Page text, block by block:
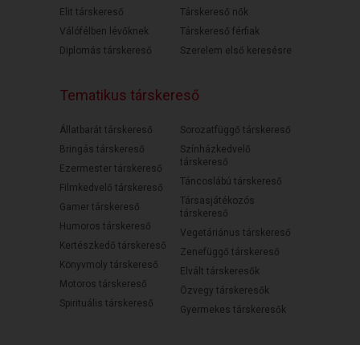
Elit társkereső
Válófélben lévőknek
Diplomás társkereső
Társkereső nők
Társkereső férfiak
Szerelem első keresésre
Tematikus társkereső
Állatbarát társkereső
Bringás társkereső
Ezermester társkereső
Filmkedvelő társkereső
Gamer társkereső
Humoros társkereső
Kertészkedő társkereső
Könyvmoly társkereső
Motoros társkereső
Spirituális társkereső
Sorozatfüggő társkereső
Színházkedvelő
társkereső
Táncoslábú társkereső
Társasjátékozós
társkereső
Vegetáriánus társkereső
Zenefüggő társkereső
Elvált társkeresők
Özvegy társkeresők
Gyermekes társkeresők